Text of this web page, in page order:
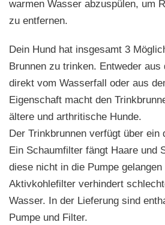
warmen Wasser abzuspülen, um
zu entfernen.
Dein Hund hat insgesamt 3
Brunnen zu trinken. Entweder
direkt vom Wasserfall oder aus
Eigenschaft macht den
ältere und arthritische Hunde.
Der Trinkbrunnen verfügt über ein
Ein Schaumfilter fängt Haare und
diese nicht in die Pumpe gelangen
Aktivkohlefilter verhindert
Wasser. In der Lieferung sind
Pumpe und Filter.